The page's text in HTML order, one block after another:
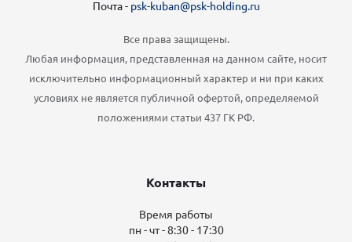
Почта - psk-kuban@psk-holding.ru
Все права защищены.
Любая информация, представленная на данном сайте, носит
исключительно информационный характер и ни при каких
условиях не является публичной офертой, определяемой
положениями статьи 437 ГК РФ.
Контакты
Время работы
пн - чт - 8:30 - 17:30